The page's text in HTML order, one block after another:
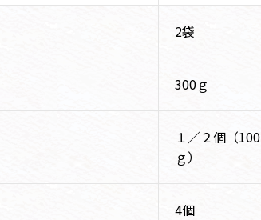
2袋
300ｇ
１／２個（100
ｇ）
4個